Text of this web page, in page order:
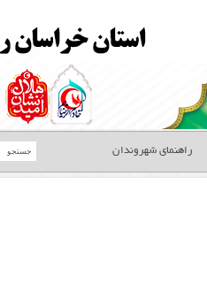
راهنمای شهروندان